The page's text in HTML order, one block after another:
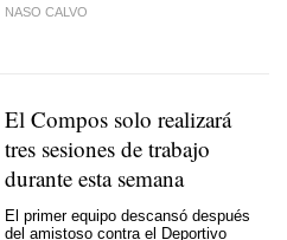
NASO CALVO
El Compos solo realizará
tres sesiones de trabajo
durante esta semana
El primer equipo descansó después
del amistoso contra el Deportivo